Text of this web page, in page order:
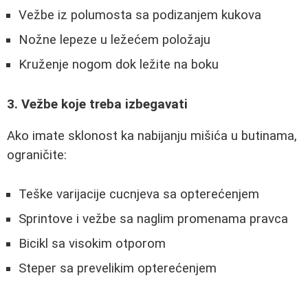
Vežbe iz polumosta sa podizanjem kukova
Nožne lepeze u ležećem položaju
Kruženje nogom dok ležite na boku
3. Vežbe koje treba izbegavati
Ako imate sklonost ka nabijanju mišića u butinama,
ograničite:
Teške varijacije cucnjeva sa opterećenjem
Sprintove i vežbe sa naglim promenama pravca
Bicikl sa visokim otporom
Steper sa prevelikim opterećenjem